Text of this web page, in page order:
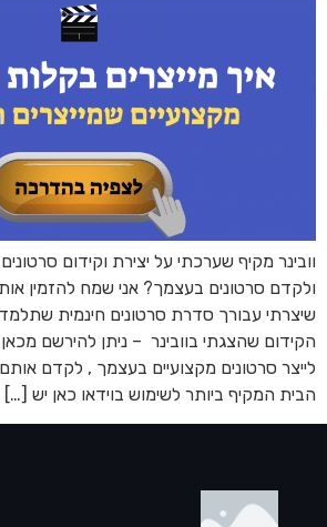
וובינר מקיף שערכתי על יצירת וקידום
ולקדם סרטונים בעצמך? אני שמח להזמין
שיצרתי עבורך סדרת סרטונים חינמית
הקידום שהצגתי בוובינר – ניתן להירשם
לייצר סרטונים מקצועיים בעצמך , לקדם
הבית המקיף ביותר לשימוש בוידאו כאן יש […]